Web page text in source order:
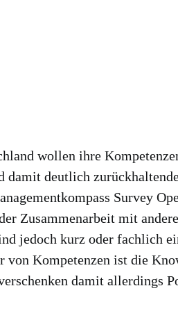
wollen ihre
damit deutlich
Survey
Zusammenarbeit mit
jedoch kurz oder fachlich
von Kompetenzen ist die
damit allerdings